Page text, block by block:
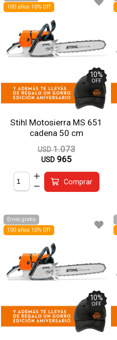
100 años 10% Off
Stihl Motosierra MS 651
cadena 50 cm
10%
OFF
USD 1.073
USD 965
Comprar
Envío gratis
100 años 10% Off
10%
OFF